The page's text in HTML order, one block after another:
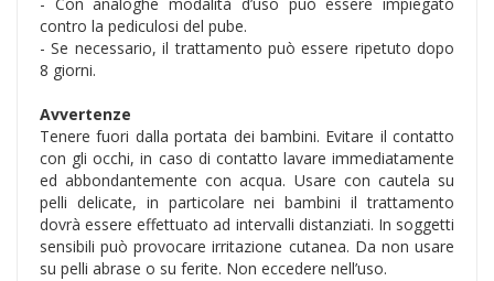
contro la pediculosi del pube.
- Se necessario, il trattamento può essere ripetuto dopo
8 giorni.
Avvertenze
Tenere fuori dalla portata dei bambini. Evitare il contatto
con gli occhi, in caso di contatto lavare immediatamente
ed abbondantemente con acqua. Usare con cautela su
pelli delicate, in particolare nei bambini il trattamento
dovrà essere effettuato ad intervalli distanziati. In soggetti
sensibili può provocare irritazione cutanea. Da non usare
su pelli abrase o su ferite. Non eccedere nell’uso.